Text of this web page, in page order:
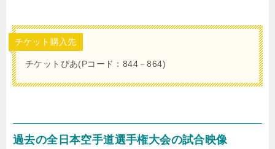
チケット購入先
チケットぴあ(Pコード：844－864)
過去の全日本空手道選手権大会の試合映像